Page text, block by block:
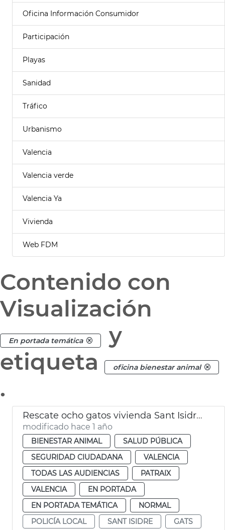
Oficina Información Consumidor
Participación
Playas
Sanidad
Tráfico
Urbanismo
Valencia
Valencia verde
Valencia Ya
Vivienda
Web FDM
Contenido con
Visualización
En portada temática
y
etiqueta
oficina bienestar animal
.
Rescate ocho gatos vivienda Sant Isidre València
modificado hace 1 año
BIENESTAR ANIMAL
SALUD PÚBLICA
SEGURIDAD CIUDADANA
VALENCIA
TODAS LAS AUDIENCIAS
PATRAIX
VALENCIA
EN PORTADA
EN PORTADA TEMÁTICA
NORMAL
POLICÍA LOCAL
SANT ISIDRE
GATS